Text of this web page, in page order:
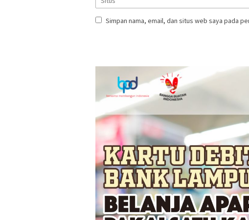
Simpan nama, email, dan situs web saya pada